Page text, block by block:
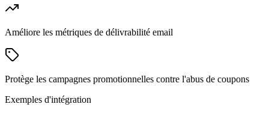
Améliore les métriques de délivrabilité email
Protège les campagnes promotionnelles contre l'abus de coupons
Exemples d'intégration